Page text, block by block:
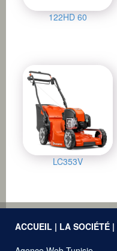
122HD 60
LC353V
ACCUEIL | LA SOCIÉTÉ |